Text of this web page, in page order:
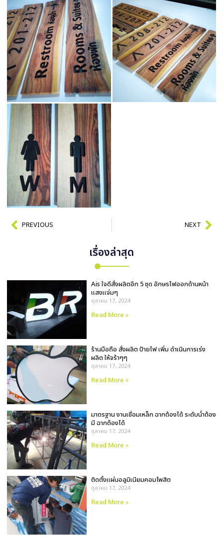
PREVIOUS NEXT
เรื่องล่าสุด
Ais ใจดีสั่งผลิตอีก 5 ชุด อักษรไฟออกด้านหน้า
เเสงเเจ่มๆ
ตุลาคม 17, 2024
Read More »
ร้านมือถือ สั่งผลิต ป้ายไฟ เพิ่ม ดำเนินการเร่ง
ผลิต ให้จร้าๆๆ
ตุลาคม 17, 2024
Read More »
มาตรฐาน งานเชื่อมเหล็ก ฉากต้องได้ ระดับน้ำต้อง
มี ฉากต้องได้
ตุลาคม 17, 2024
Read More »
ติดตั้งเเผ่นอลูมิเนียมคอมโพสิต
ตุลาคม 17, 2024
Read More »